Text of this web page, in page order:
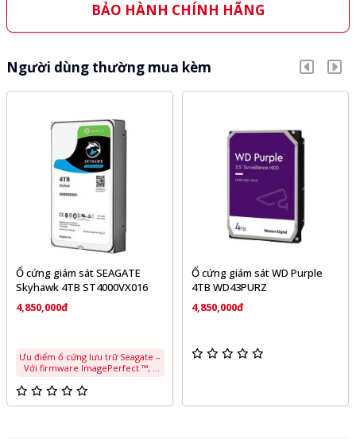
BẢO HÀNH CHÍNH HÃNG
Người dùng thường mua kèm
Ổ cứng giám sát SEAGATE
Skyhawk 4TB ST4000VX016
4,850,000đ
Ưu điểm ổ cứng lưu trữ Seagate –
Với firmware ImagePerfect ™, ổ
thiểu thời gian chết. Bỏ khung
Ổ cứng giám sát WD Purple
4TB WD43PURZ
4,850,000đ